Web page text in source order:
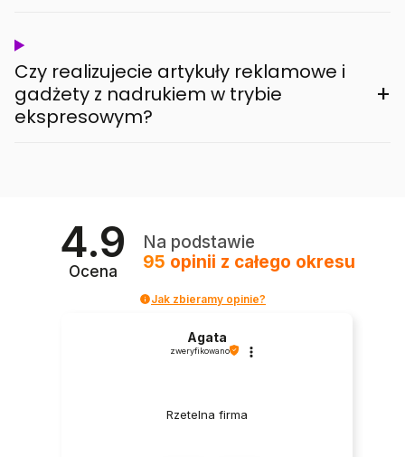
Czy realizujecie artykuły reklamowe i
gadżety z nadrukiem w trybie
ekspresowym?
+
4.9
Ocena
Na podstawie
95 opinii z całego okresu
Jak zbieramy opinie?
Agata
zweryfikowano
Rzetelna firma